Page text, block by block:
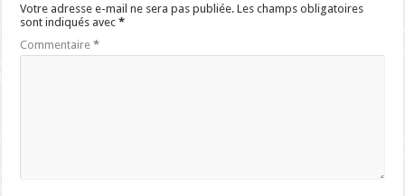
Votre adresse e-mail ne sera pas publiée. Les champs obligatoires
sont indiqués avec*
Commentaire*